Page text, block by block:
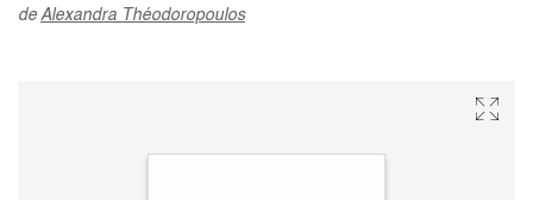
de Alexandra Théodoropoulos